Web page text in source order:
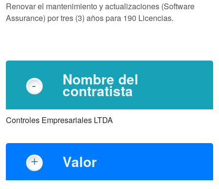
Renovar el mantenimiento y actualizaciones (Software
Assurance) por tres (3) años para 190 Licencias.
Nombre del
contratista
Controles Empresariales LTDA
Valor